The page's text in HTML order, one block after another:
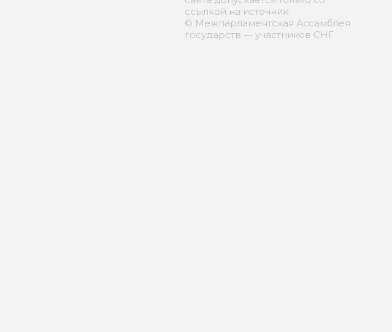
ссылкой на источник.
© Межпарламентская Ассамблея
государств — участников СНГ